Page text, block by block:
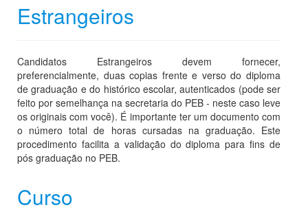
Estrangeiros
Candidatos Estrangeiros devem fornecer,
preferencialmente, duas copias frente e verso do diploma
de graduação e do histórico escolar, autenticados (pode ser
feito por semelhança na secretaria do PEB - neste caso leve
os originais com você). É importante ter um documento com
o número total de horas cursadas na graduação. Este
procedimento facilita a validação do diploma para fins de
pós graduação no PEB.
Curso